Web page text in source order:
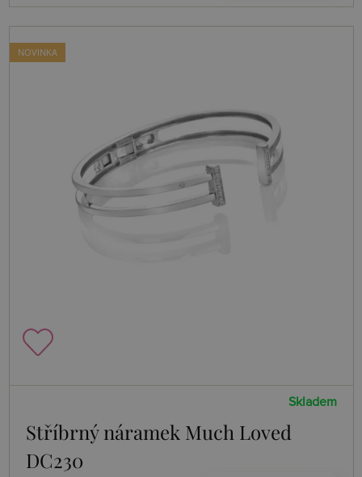
NOVINKA
Skladem
Stříbrný náramek Much Loved
DC230